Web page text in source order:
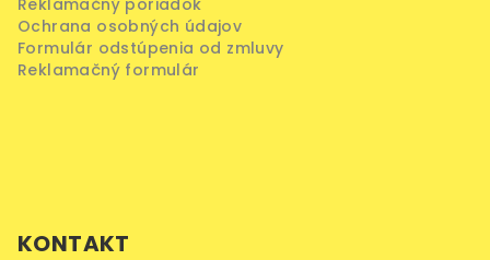
Ochrana osobných údajov
Formulár odstúpenia od zmluvy
Reklamačný formulár
KONTAKT